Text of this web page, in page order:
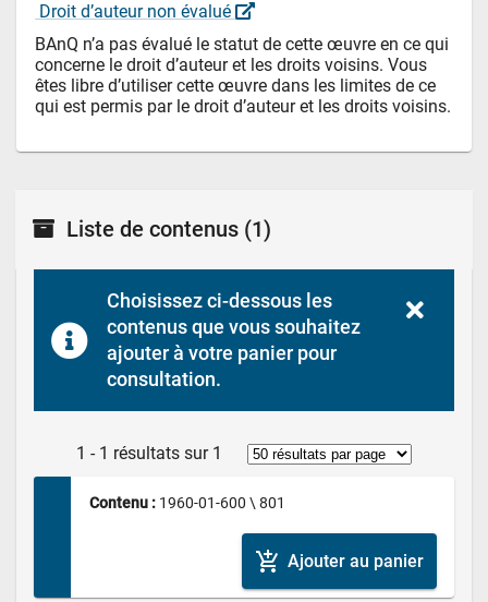
Droit d’auteur non évalué
BAnQ n’a pas évalué le statut de cette œuvre en ce qui
concerne le droit d’auteur et les droits voisins. Vous
êtes libre d’utiliser cette œuvre dans les limites de ce
qui est permis par le droit d’auteur et les droits voisins.
Liste de contenus (1)
Choisissez ci-dessous les
contenus que vous souhaitez
ajouter à votre panier pour
consultation.
1 - 1 résultats sur 1
Contenu : 1960-01-600 \ 801
add_shopping_cart Ajouter au panier